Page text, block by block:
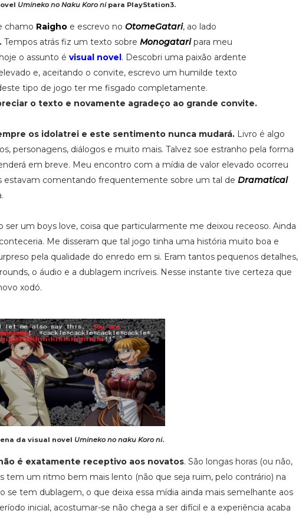
Umineko no Naku Koro nipara PlayStation3.
chamo Raighoe escrevo no OtomeGatari, ao lado
Tempos atrás fiz um texto sobreMonogataripara meu
o assunto évisual novel. Descobri uma paixão ardente
e, aceitando o convite, escrevo um humilde texto
tipo de jogo ter me fisgado completamente.
o texto e novamente agradeço ao grande convite.
os idolatrei e este sentimento nunca mudará. Livro é algo
personagens, diálogos e muito mais. Talvez soe estranho pela forma
em breve. Meu encontro com a mídia de valor elevado ocorreu
estavam comentando frequentemente sobre um tal de Dramatical
ser um boys love, coisa que particularmente me deixou receoso. Ainda
Me disseram que tal jogo tinha uma história muito boa e
pela qualidade do enredo em si. Eram tantos pequenos detalhes,
o áudio e a dublagem incríveis. Nesse instante tive certeza que
xodó.
da visual novel Umineko no naku Koro ni.
é exatamente receptivo aos novatos. São longas horas (ou não,
tem um ritmo bem mais lento (não que seja ruim, pelo contrário) na
se tem dublagem, o que deixa essa mídia ainda mais semelhante aos
inicial, acostumar-se não chega a ser difícil e a experiência acaba